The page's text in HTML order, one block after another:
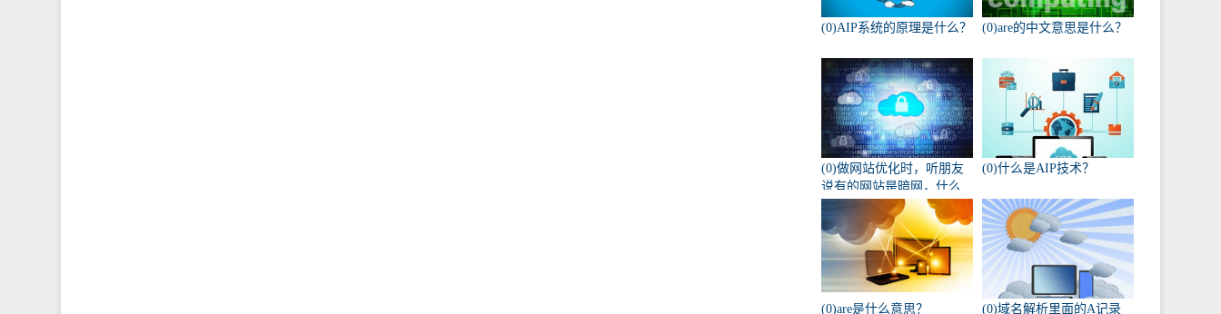
(0)AIP系统的原理是什么？ (0)are的中文意思是什么？
(0)做网站优化时，听朋友
说有的网站是暗网，什么
叫暗网啊？
(0)什么是AIP技术？
(0)are是什么意思？
(0)域名解析里面的A记录